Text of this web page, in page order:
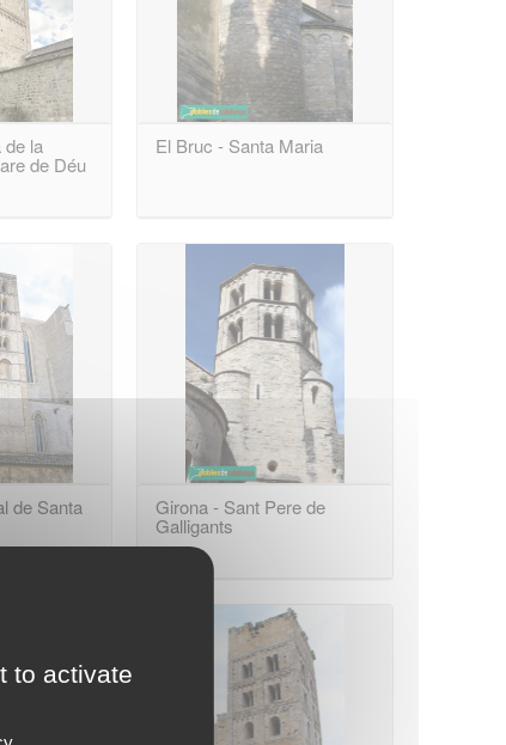
de la
de Déu
de Santa
El Bruc - Santa Maria
Girona - Sant Pere de
Galligants
to activate